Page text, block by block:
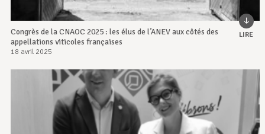
Congrès de la CNAOC 2025 : les élus de l’ANEV aux côtés des
appellations viticoles françaises
18 avril 2025
LIRE